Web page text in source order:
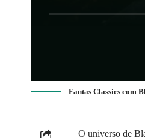
Fantas Classics com
O universo de